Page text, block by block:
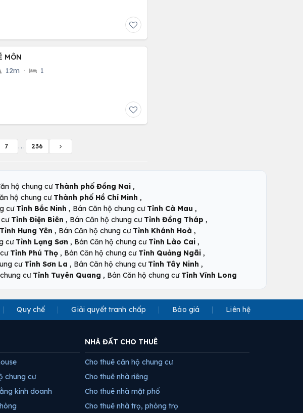
MÔN
12m · 1
7 ... 236
hộ chung cư Thành phố Đồng Nai ,
hộ chung cư Thành phố Hồ Chí Minh ,
cư Tỉnh Bắc Ninh , Bán Căn hộ chung cư Tỉnh Cà Mau ,
cư Tỉnh Điện Biên , Bán Căn hộ chung cư Tỉnh Đồng Tháp ,
Tỉnh Hưng Yên , Bán Căn hộ chung cư Tỉnh Khánh Hoà ,
cư Tỉnh Lạng Sơn , Bán Căn hộ chung cư Tỉnh Lào Cai ,
Tỉnh Phú Thọ , Bán Căn hộ chung cư Tỉnh Quảng Ngãi ,
cư Tỉnh Sơn La , Bán Căn hộ chung cư Tỉnh Tây Ninh ,
cư Tỉnh Tuyên Quang , Bán Căn hộ chung cư Tỉnh Vĩnh Long
Quy chế Giải quyết tranh chấp Báo giá Liên hệ
chung cư
kinh doanh
NHÀ ĐẤT CHO THUÊ
Cho thuê căn hộ chung cư
Cho thuê nhà riêng
Cho thuê nhà mặt phố
Cho thuê nhà trọ, phòng trọ